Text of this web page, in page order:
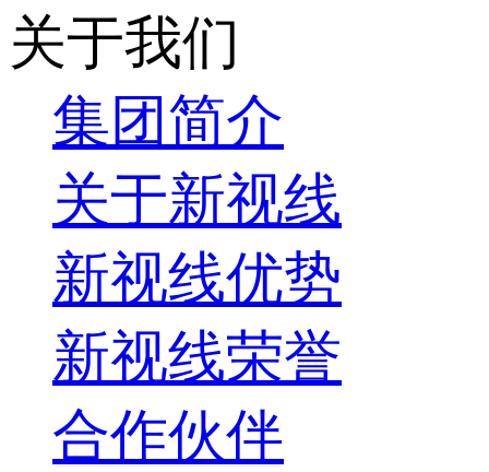
关于我们
集团简介
关于新视线
新视线优势
新视线荣誉
合作伙伴